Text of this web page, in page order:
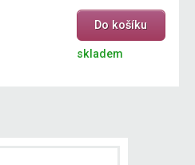
Do košíku
skladem